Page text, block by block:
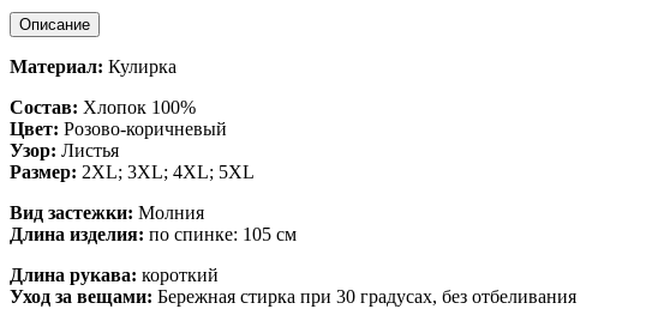
Описание
Материал: Кулирка
Состав: Хлопок 100%
Цвет: Розово-коричневый
Узор: Листья
Размер: 2XL; 3XL; 4XL; 5XL
Вид застежки: Молния
Длина изделия: по спинке: 105 см
Длина рукава: короткий
Уход за вещами: Бережная стирка при 30 градусах, без отбеливания